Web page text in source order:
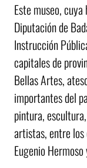
Este museo,
Diputación de
Instrucción
capitales de
Bellas Artes,
importantes del
pintura,
artistas, entre los
Eugenio